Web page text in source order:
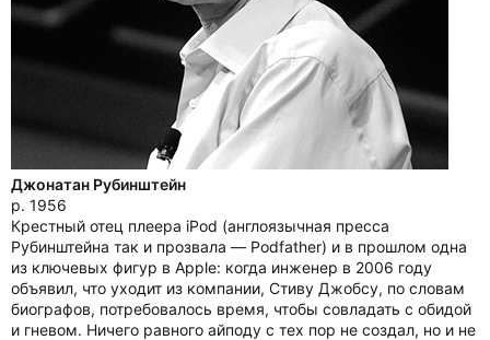
Джонатан Рубинштейн
р. 1956
Крестный отец плеера iPod (англоязычная пресса
Рубинштейна так и прозвала — Podfather) и в прошлом одна
из ключевых фигур в Apple: когда инженер в 2006 году
объявил, что уходит из компании, Стиву Джобсу, по словам
биографов, потребовалось время, чтобы совладать с обидой
и гневом. Ничего равного айподу с тех пор не создал, но и не